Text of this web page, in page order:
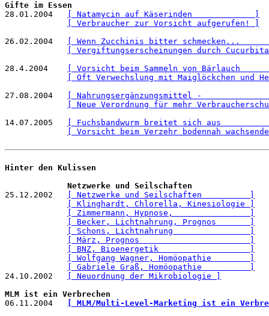
Gifte im Essen
28.01.2004
[ Natamycin auf Käserinden             ]
[ Verbraucher zur Vorsicht aufgerufen! ]
26.02.2004
[ Wenn Zucchinis bitter schmecken...
[ Vergiftungserscheinungen durch
28.4.2004
[ Vorsicht beim Sammeln von
[ Oft Verwechslung mit Maiglöckchen und
27.08.2004
[ Nahrungsergänzungsmittel -
[ Neue Verordnung für mehr
14.07.2005
[ Fuchsbandwurm breitet sich aus
[ Vorsicht beim Verzehr bodennah
Hinter den Kulissen
Netzwerke und Seilschaften
25.12.2002
[ Netzwerke und Seilschaften          ]
[ Klinghardt, Chlorella, Kinesiologie ]
[ Zimmermann, Hypnose,                ]
[ Becker, Lichtnahrung, Prognos       ]
[ Schons, Lichtnahrung                ]
[ März, Prognos                       ]
[ BNZ, Bioenergetik                   ]
[ Wolfgang Wagner, Homöopathie        ]
[ Gabriele Graß, Homöopathie          ]
24.10.2002
[ Neuordnung der Mikrobiologie ]
MLM ist ein Verbrechen
06.11.2004
[ MLM/Multi-Level-Marketing ist ein